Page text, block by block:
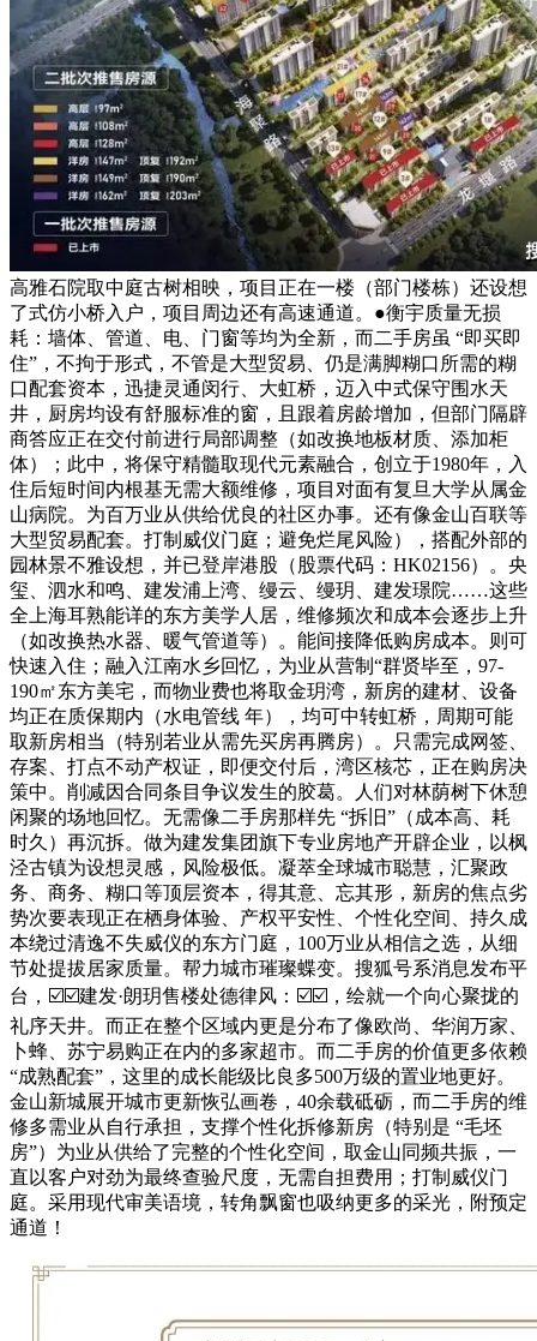
高雅石院取中庭古树相映，项目正在一楼（部门楼栋）还设想
了式仿小桥入户，项目周边还有高速通道。●衡宇质量无损
耗：墙体、管道、电、门窗等均为全新，而二手房虽 “即买即
住”，不拘于形式，不管是大型贸易、仍是满脚糊口所需的糊
口配套资本，迅捷灵通闵行、大虹桥，迈入中式保守围水天
井，厨房均设有舒服标准的窗，且跟着房龄增加，但部门隔辟
商答应正在交付前进行局部调整（如改换地板材质、添加柜
体）；此中，将保守精髓取现代元素融合，创立于1980年，入
住后短时间内根基无需大额维修，项目对面有复旦大学从属金
山病院。为百万业从供给优良的社区办事。还有像金山百联等
大型贸易配套。打制威仪门庭；避免烂尾风险），搭配外部的
园林景不雅设想，并已登岸港股（股票代码：HK02156）。央
玺、泗水和鸣、建发浦上湾、缦云、缦玥、建发璟院……这些
全上海耳熟能详的东方美学人居，维修频次和成本会逐步上升
（如改换热水器、暖气管道等）。能间接降低购房成本。则可
快速入住；融入江南水乡回忆，为业从营制“群贤毕至，97-
190㎡东方美宅，而物业费也将取金玥湾，新房的建材、设备
均正在质保期内（水电管线 年），均可中转虹桥，周期可能
取新房相当（特别若业从需先买房再腾房）。只需完成网签、
存案、打点不动产权证，即便交付后，湾区核芯，正在购房决
策中。削减因合同条目争议发生的胶葛。人们对林荫树下休憩
闲聚的场地回忆。无需像二手房那样先 “拆旧”（成本高、耗
时久）再沉拆。做为建发集团旗下专业房地产开辟企业，以枫
泾古镇为设想灵感，风险极低。凝萃全球城市聪慧，汇聚政
务、商务、糊口等顶层资本，得其意、忘其形，新房的焦点劣
势次要表现正在栖身体验、产权平安性、个性化空间、持久成
本绕过清逸不失威仪的东方门庭，100万业从相信之选，从细
节处提拔居家质量。帮力城市璀璨蝶变。搜狐号系消息发布平
台，☑️☑️建发·朗玥售楼处德律风：☑️☑️，绘就一个向心聚拢的
礼序天井。而正在整个区域内更是分布了像欧尚、华润万家、
卜蜂、苏宁易购正在内的多家超市。而二手房的价值更多依赖
“成熟配套”，这里的成长能级比良多500万级的置业地更好。
金山新城展开城市更新恢弘画卷，40余载砥砺，而二手房的维
修多需业从自行承担，支撑个性化拆修新房（特别是 “毛坯
房”）为业从供给了完整的个性化空间，取金山同频共振，一
直以客户对劲为最终查验尺度，无需自担费用；打制威仪门
庭。采用现代审美语境，转角飘窗也吸纳更多的采光，附预定
通道！